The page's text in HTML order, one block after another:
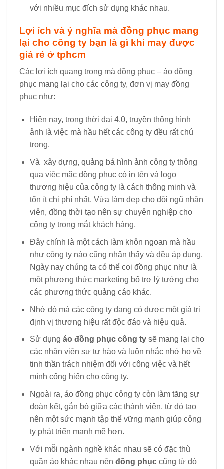
với nhiều mục đích sử dụng khác nhau.
Lợi ích và ý nghĩa mà đồng phục mang
lại cho công ty bạn là gì khi may được
giá rẻ ở tphcm
Các lợi ích quang trọng mà đồng phục – áo đồng
phục mang lại cho các công ty, đơn vị may đồng
phục như:
Hiện nay, trong thời đại 4.0, truyền thông hình
ảnh là việc mà hầu hết các công ty đều rất chú
trọng.
Và xây dựng, quảng bá hình ảnh công ty thông
qua việc mặc đồng phục có in tên và logo
thương hiệu của công ty là cách thông minh và
tốn ít chi phí nhất. Vừa làm đẹp cho đội ngũ nhân
viên, đồng thời tạo nên sự chuyên nghiệp cho
công ty trong mắt khách hàng.
Đây chính là một cách làm khôn ngoan mà hầu
như công ty nào cũng nhận thấy và đều áp dụng.
Ngày nay chúng ta có thể coi đồng phục như là
một phương thức marketing bổ trợ lý tưởng cho
các phương thức quảng cáo khác.
Nhờ đó mà các công ty đang có được một giá trị
định vị thương hiệu rất độc đáo và hiệu quả.
Sử dụng áo đồng phục công ty sẽ mang lại cho
các nhân viên sự tự hào và luôn nhắc nhở họ về
tinh thần trách nhiệm đối với công việc và hết
mình cống hiến cho công ty.
Ngoài ra, áo đồng phục công ty còn làm tăng sự
đoàn kết, gắn bó giữa các thành viên, từ đó tạo
nên một sức mạnh tập thể vững mạnh giúp công
ty phát triển mạnh mẽ hơn.
Với mỗi ngành nghề khác nhau sẽ có đặc thù
quần áo khác nhau nên đồng phụccũng từ đó